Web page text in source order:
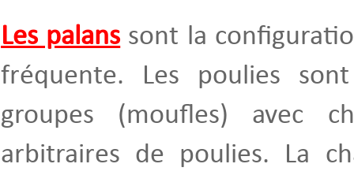
Les palans sont la
fréquente. Les poulies
groupes (moufles) avec
arbitraires de poulies. La